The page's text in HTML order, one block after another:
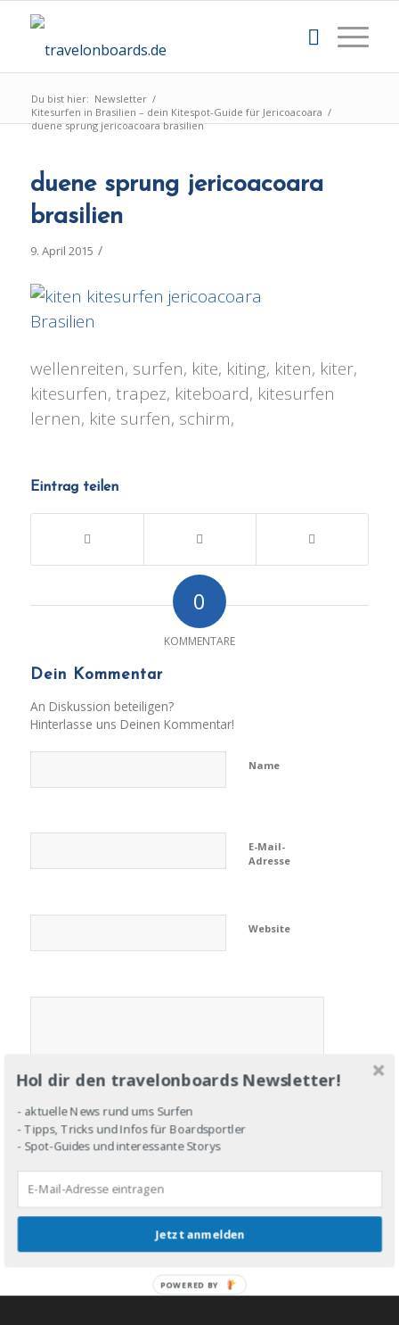
Du bist hier: Newsletter /
Kitesurfen in Brasilien – dein Kitespot-Guide für Jericoacoara /
duene sprung jericoacoara brasilien
duene sprung jericoacoara
brasilien
9. April 2015 /
wellenreiten, surfen, kite, kiting, kiten, kiter,
kitesurfen, trapez, kiteboard, kitesurfen
lernen, kite surfen, schirm,
Eintrag teilen
0
KOMMENTARE
Dein Kommentar
An Diskussion beteiligen?
Hinterlasse uns Deinen Kommentar!
Name
E-Mail-
Adresse
Website
Hol dir den travelonboards Newsletter!
- aktuelle News rund ums Surfen
- Tipps, Tricks und Infos für Boardsportler
- Spot-Guides und interessante Storys
Jetzt anmelden
POWERED BY